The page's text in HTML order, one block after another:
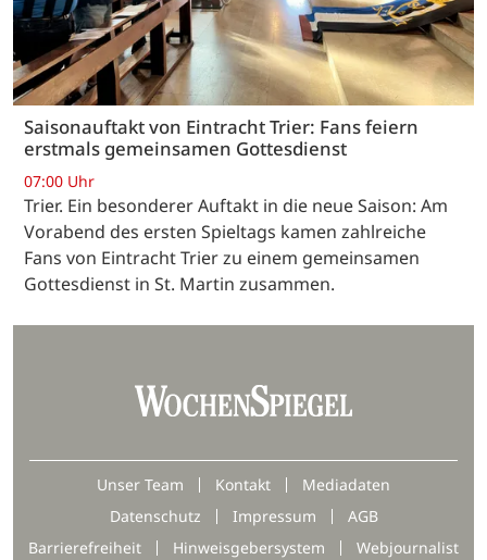
Saisonauftakt von Eintracht Trier: Fans feiern
erstmals gemeinsamen Gottesdienst
07:00 Uhr
Trier. Ein besonderer Auftakt in die neue Saison: Am
Vorabend des ersten Spieltags kamen zahlreiche
Fans von Eintracht Trier zu einem gemeinsamen
Gottesdienst in St. Martin zusammen.
Unser Team Kontakt
Mediadaten
Datenschutz
Impressum
AGB
Barrierefreiheit
Hinweisgebersystem Webjournalist